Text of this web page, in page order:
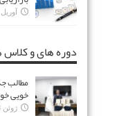
آوریل 26, 2016
دوره های و
مطالب
خویی
ژوئن 18, 2026